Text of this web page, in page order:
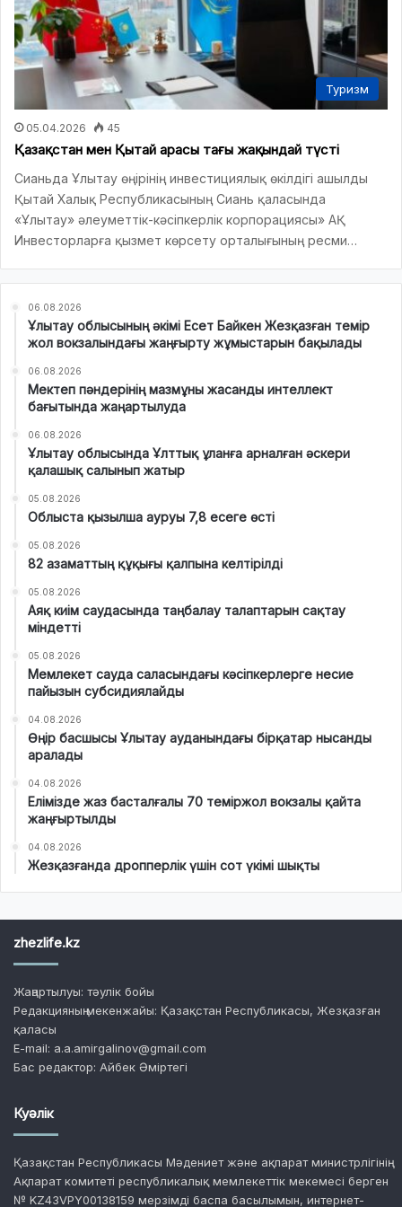
Туризм
05.04.2026 45
Қазақстан мен Қытай арасы тағы жақындай түсті
Сианьда Ұлытау өңірінің инвестициялық өкілдігі ашылды
Қытай Халық Республикасының Сиань қаласында
«Ұлытау» әлеуметтік-кәсіпкерлік корпорациясы» АҚ
Инвесторларға қызмет көрсету орталығының ресми…
06.08.2026
Ұлытау облысының әкімі Есет Байкен Жезқазған темір
жол вокзалындағы жаңғырту жұмыстарын бақылады
06.08.2026
Мектеп пәндерінің мазмұны жасанды интеллект
бағытында жаңартылуда
06.08.2026
Ұлытау облысында Ұлттық ұланға арналған әскери
қалашық салынып жатыр
05.08.2026
Облыста қызылша ауруы 7,8 есеге өсті
05.08.2026
82 азаматтың құқығы қалпына келтірілді
05.08.2026
Аяқ киім саудасында таңбалау талаптарын сақтау
міндетті
05.08.2026
Мемлекет сауда саласындағы кәсіпкерлерге несие
пайызын субсидиялайды
04.08.2026
Өңір басшысы Ұлытау ауданындағы бірқатар нысанды
аралады
04.08.2026
Елімізде жаз басталғалы 70 теміржол вокзалы қайта
жаңғыртылды
04.08.2026
Жезқазғанда дропперлік үшін сот үкімі шықты
zhezlife.kz
Жаңартылуы: тәулік бойы
Редакцияның мекенжайы: Қазақстан Республикасы, Жезқазған
қаласы
E-mail: a.a.amirgalinov@gmail.com
Бас редактор: Айбек Әміртегі
Куәлік
Қазақстан Республикасы Мәдениет және ақпарат министрлігінің
Ақпарат комитеті республикалық мемлекеттік мекемесі берген
№ KZ43VPY00138159 мерзімді баспа басылымын, интернет-